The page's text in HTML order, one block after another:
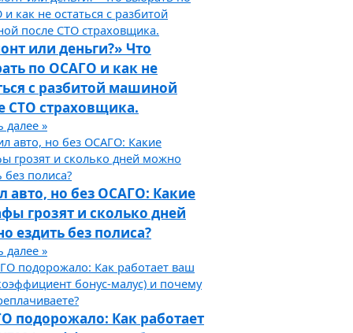
или деньги?» Что
по ОСАГО и как не
с разбитой машиной
СТО страховщика.
далее »
авто, но без ОСАГО: Какие
грозят и сколько дней
ездить без полиса?
далее »
подорожало: Как работает